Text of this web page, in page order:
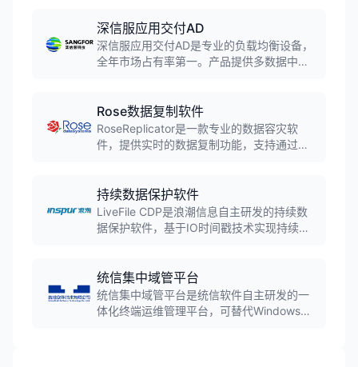
务器中的关键业务数据和应用程序，确保业
务连续性。
深信服应用交付AD
深信服应用交付AD是专业的负载均衡设备，
全年市场占有率第一。产品提供多数据中心
健康检查、会话保持等功能，为业务系统提
供稳定高效的运行环境。
Rose数据复制软件
RoseReplicator是一款专业的数据容灾软
件，提供实时的数据复制功能，支持通过
连续性保障。
持续数据保护软件
LiveFile CDP是浪潮信息自主研发的持续数
据保护软件，基于IO时间戳技术实现持续数
零丢失保护。
统信集中域管平台
统信集中域管平台是统信软件自主研发的一
体化终端运维管理平台，可替代Windows